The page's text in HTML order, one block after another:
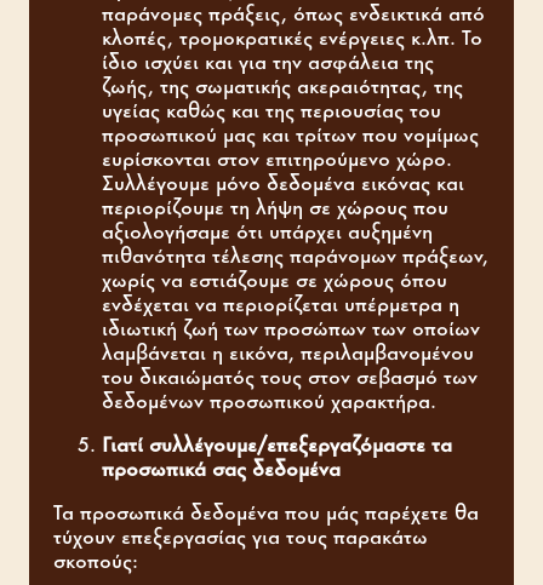
παράνομες πράξεις, όπως ενδεικτικά από
κλοπές, τρομοκρατικές ενέργειες κ.λπ. Το
ίδιο ισχύει και για την ασφάλεια της
ζωής, της σωματικής ακεραιότητας, της
υγείας καθώς και της περιουσίας του
προσωπικού μας και τρίτων που νομίμως
ευρίσκονται στον επιτηρούμενο χώρο.
Συλλέγουμε μόνο δεδομένα εικόνας και
περιορίζουμε τη λήψη σε χώρους που
αξιολογήσαμε ότι υπάρχει αυξημένη
πιθανότητα τέλεσης παράνομων πράξεων,
χωρίς να εστιάζουμε σε χώρους όπου
ενδέχεται να περιορίζεται υπέρμετρα η
ιδιωτική ζωή των προσώπων των οποίων
λαμβάνεται η εικόνα, περιλαμβανομένου
του δικαιώματός τους στον σεβασμό των
δεδομένων προσωπικού χαρακτήρα.
Γιατί συλλέγουμε/επεξεργαζόμαστε τα
προσωπικά σας δεδομένα
Τα προσωπικά δεδομένα που μάς παρέχετε θα
τύχουν επεξεργασίας για τους παρακάτω
σκοπούς: